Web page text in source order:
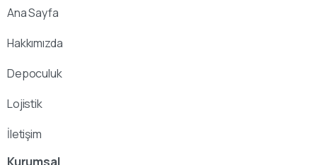
Ana Sayfa
Hakkımızda
Depoculuk
Lojistik
İletişim
Kurumsal